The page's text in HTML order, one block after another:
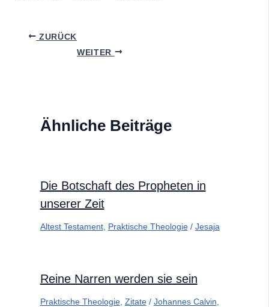
ZURÜCK
WEITER
Ähnliche Beiträge
Die Botschaft des Propheten in
unserer Zeit
Altest Testament, Praktische Theologie/ Jesaja
Reine Narren werden sie sein
Praktische Theologie, Zitate/ Johannes Calvin